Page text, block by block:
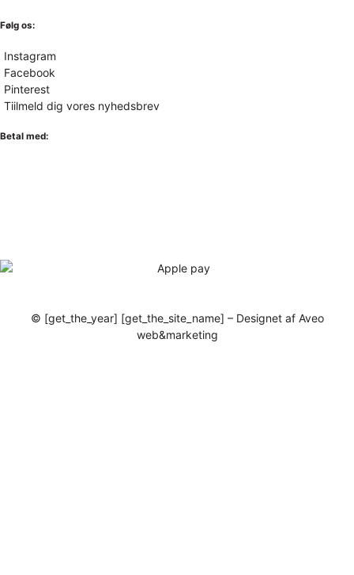
Følg os:
Instagram
Facebook
Pinterest
Tiilmeld dig vores nyhedsbrev
Betal med:
© [get_the_year] [get_the_site_name] – Designet af Aveo
web&marketing